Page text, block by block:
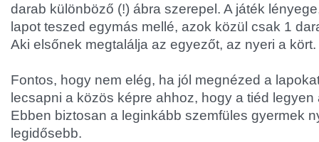
darab különböző (!) ábra szerepel. A játék
lapot teszed egymás mellé, azok közül csak 1
Aki elsőnek megtalálja az egyezőt, az nyeri a kört.
Fontos, hogy nem elég, ha jól megnézed a
lecsapni a közös képre ahhoz, hogy a tiéd legyen
Ebben biztosan a leginkább szemfüles gyermek
legidősebb.